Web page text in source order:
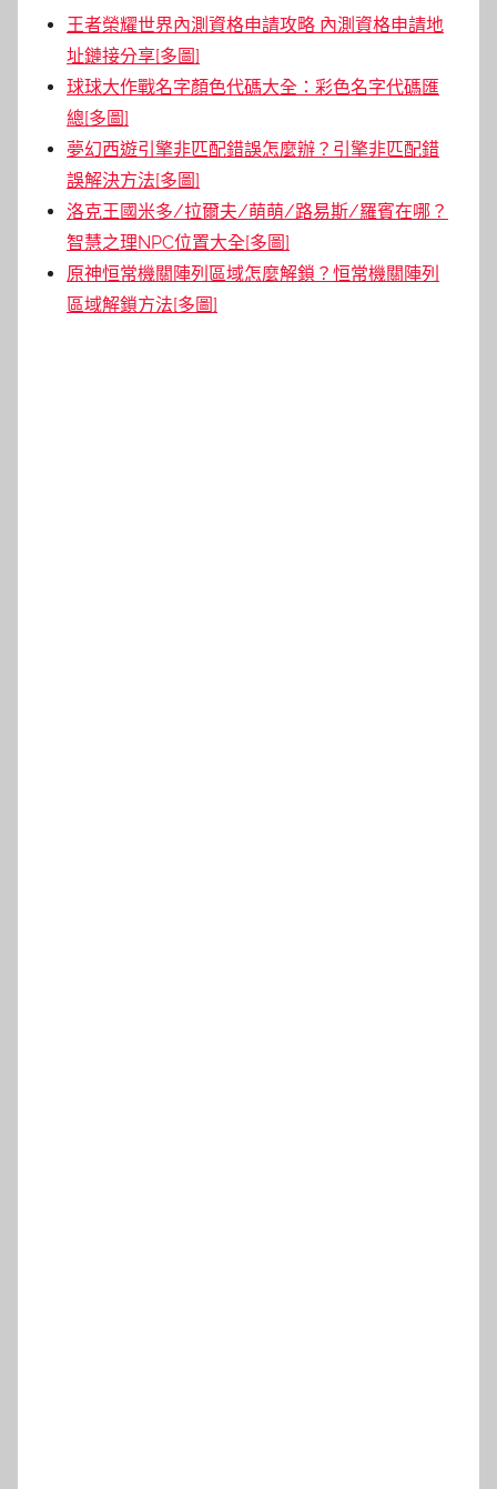
王者榮耀世界內測資格申請攻略 內測資格申請地
址鏈接分享[多圖]
球球大作戰名字顏色代碼大全：彩色名字代碼匯
總[多圖]
夢幻西遊引擎非匹配錯誤怎麼辦？引擎非匹配錯
誤解決方法[多圖]
洛克王國米多/拉爾夫/萌萌/路易斯/羅賓在哪？
智慧之理NPC位置大全[多圖]
原神恒常機關陣列區域怎麼解鎖？恒常機關陣列
區域解鎖方法[多圖]